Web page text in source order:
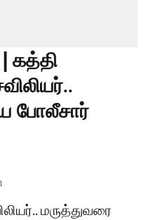
கத்தி
போலீசார்
மருத்துவரை